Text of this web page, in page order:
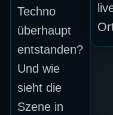
Techno
überhaupt
entstanden?
Und wie
sieht die
Szene in